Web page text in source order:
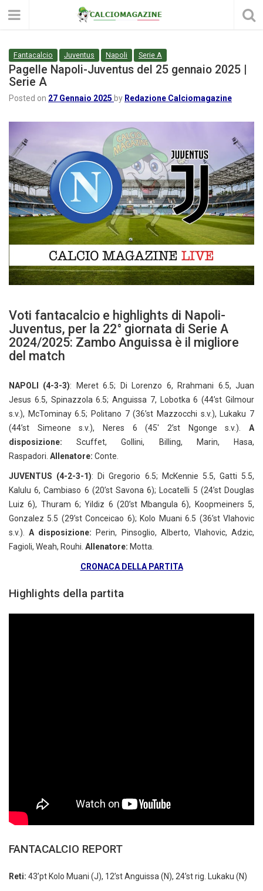
Fantacalcio Juventus Napoli Serie A
Pagelle Napoli-Juventus del 25 gennaio 2025 |
Serie A
Posted on 27 Gennaio 2025 by Redazione Calciomagazine
Voti fantacalcio e highlights di Napoli-
Juventus, per la 22° giornata di Serie A
2024/2025: Zambo Anguissa è il migliore
del match
NAPOLI (4-3-3): Meret 6.5; Di Lorenzo 6, Rrahmani 6.5, Juan
Jesus 6.5, Spinazzola 6.5; Anguissa 7, Lobotka 6 (44’st Gilmour
s.v.), McTominay 6.5; Politano 7 (36’st Mazzocchi s.v.), Lukaku 7
(44’st Simeone s.v.), Neres 6 (45′ 2’st Ngonge s.v.). A
disposizione: Scuffet, Gollini, Billing, Marin, Hasa,
Raspadori. Allenatore: Conte.
JUVENTUS (4-2-3-1): Di Gregorio 6.5; McKennie 5.5, Gatti 5.5,
Kalulu 6, Cambiaso 6 (20’st Savona 6); Locatelli 5 (24’st Douglas
Luiz 6), Thuram 6; Yildiz 6 (20’st Mbangula 6), Koopmeiners 5,
Gonzalez 5.5 (29’st Conceicao 6); Kolo Muani 6.5 (36’st Vlahovic
s.v.).A disposizione: Perin, Pinsoglio, Alberto, Vlahovic, Adzic,
Fagioli, Weah, Rouhi. Allenatore: Motta.
CRONACA DELLA PARTITA
Highlights della partita
FANTACALCIO REPORT
Reti: 43’pt Kolo Muani (J), 12’st Anguissa (N), 24’st rig. Lukaku (N)